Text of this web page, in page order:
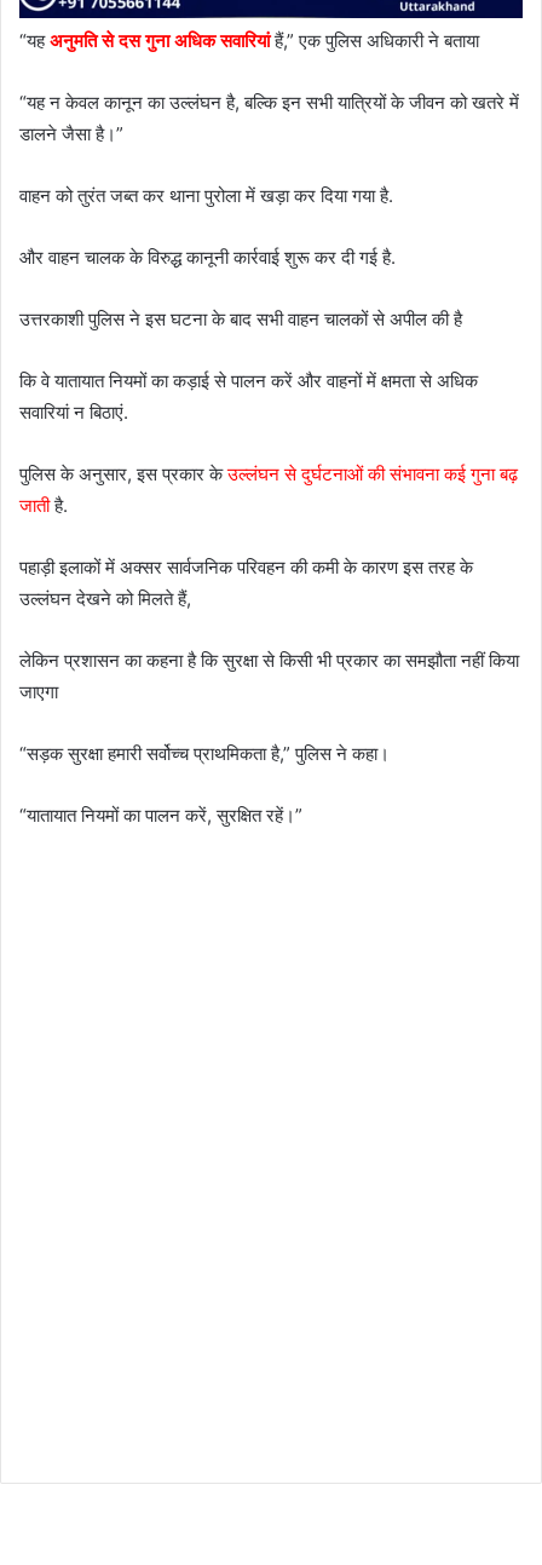
“यहअनुमति से दस गुना अधिक सवारियांहैं,” एक पुलिस अधिकारी ने बताया
“यह न केवल कानून का उल्लंघन है, बल्कि इन सभी यात्रियों के जीवन को खतरे में
डालने जैसा है।”
वाहन को तुरंत जब्त कर थाना पुरोला में खड़ा कर दिया गया है.
और वाहन चालक के विरुद्ध कानूनी कार्रवाई शुरू कर दी गई है.
उत्तरकाशी पुलिस ने इस घटना के बाद सभी वाहन चालकों से अपील की है
कि वे यातायात नियमों का कड़ाई से पालन करें और वाहनों में क्षमता से अधिक
सवारियां न बिठाएं.
पुलिस के अनुसार, इस प्रकार केउल्लंघन से दुर्घटनाओं की संभावना कई गुना बढ़
जातीहै.
पहाड़ी इलाकों में अक्सर सार्वजनिक परिवहन की कमी के कारण इस तरह के
उल्लंघन देखने को मिलते हैं,
लेकिन प्रशासन का कहना है कि सुरक्षा से किसी भी प्रकार का समझौता नहीं किया
जाएगा
“सड़क सुरक्षा हमारी सर्वोच्च प्राथमिकता है,” पुलिस ने कहा।
“यातायात नियमों का पालन करें, सुरक्षित रहें।”